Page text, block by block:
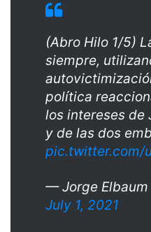
(Abro Hilo 1/5)
siempre,
política
los intereses de
y de las dos
pic.twitter.com/
— Jorge Elbaum
July 1, 2021